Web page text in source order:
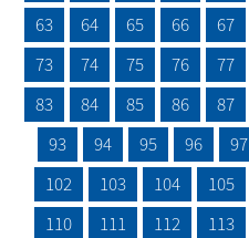
63
64 65 66 67
73
74 75 76 77
83
84 85 86 87
93
94 95 96 97
102
103 104 105
110
111 112 113